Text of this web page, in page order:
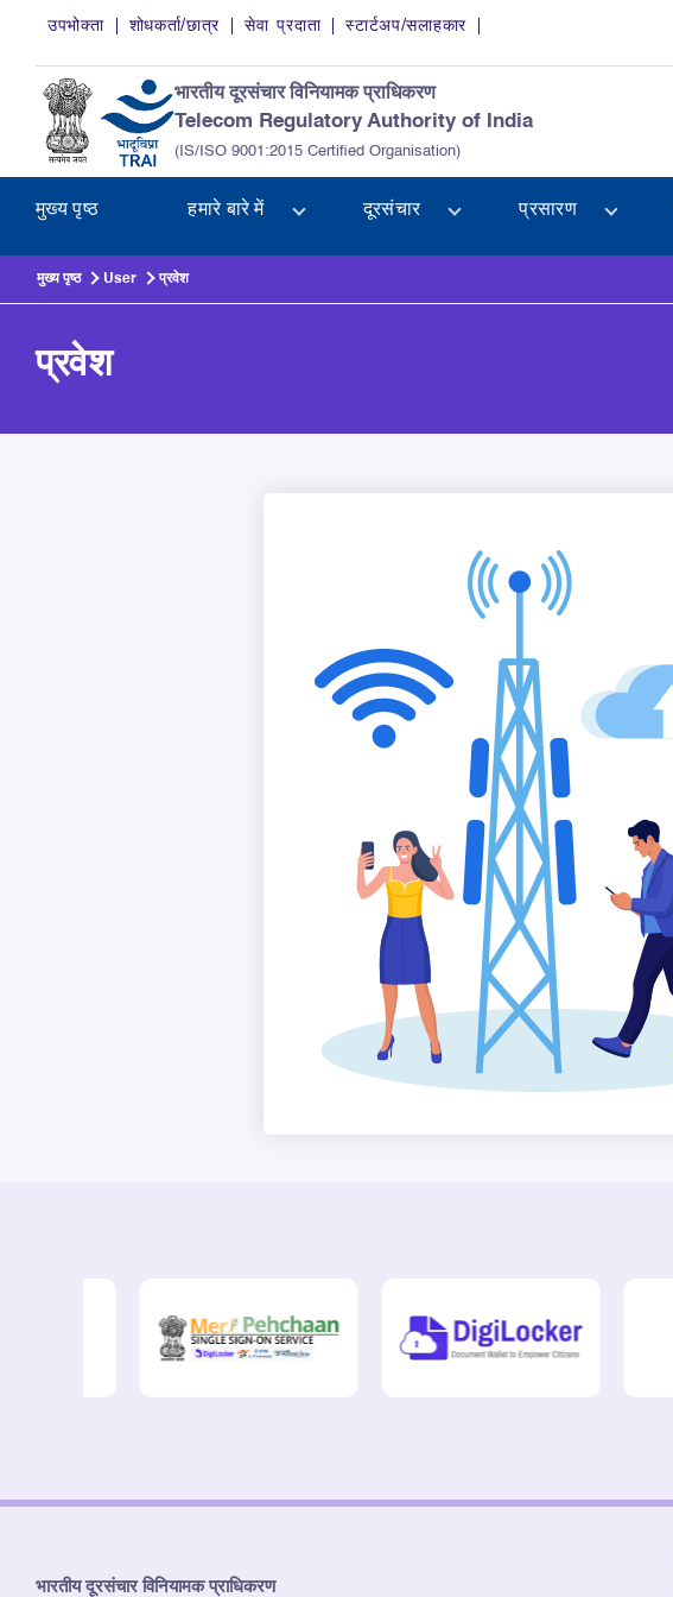
Skip to main content
उपभोक्ता शोधकर्ता/छात्र सेवा प्रदाता स्टार्टअप/सलाहकार
भारतीय दूरसंचार विनियामक प्राधिकरण
Telecom Regulatory Authority of India
(IS/ISO 9001:2015 Certified Organisation)
मुख्य पृष्ठ हमारे बारे में दूरसंचार प्रसारण
मुख्य पृष्ठ User प्रवेश
प्रवेश
भारतीय दूरसंचार विनियामक प्राधिकरण